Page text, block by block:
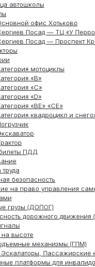
автошколы
офис Хотьково
Посад — ТЦ «У
Посад — Проспект
мотоциклы
«В»
«С»
«D»
«ВЕ» «СЕ»
квадроцикл и
ПДД
безопасность
на право управления
грузы (ДОПОГ)
дорожного движения
высоте
механизмы (ГПМ)
Пассажирские
платформы для